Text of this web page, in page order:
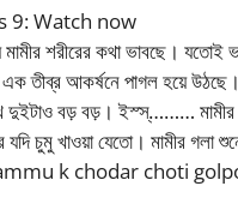
9: Watch now
শরীরের কথা ভাবছে। যতোই
এক তীব্র আকর্ষনে পাগল হয়ে
দুইটাও বড় বড়। ইস্স্………
চুমু খাওয়া যেতো। মামীর গলা
ammu k chodar choti